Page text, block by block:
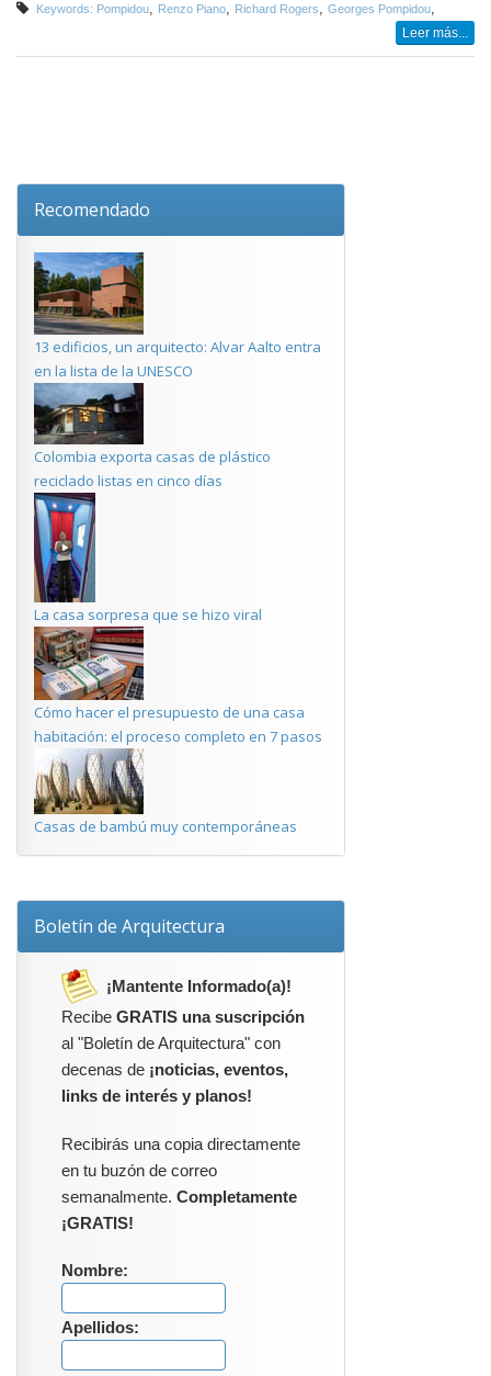
Keywords: Pompidou Renzo Piano Richard Rogers Georges Pompidou
Leer más...
Recomendado
13 edificios, un arquitecto: Alvar Aalto entra
en la lista de la UNESCO
Colombia exporta casas de plástico
reciclado listas en cinco días
La casa sorpresa que se hizo viral
Cómo hacer el presupuesto de una casa
habitación: el proceso completo en 7 pasos
Casas de bambú muy contemporáneas
Boletín de Arquitectura
¡Mantente Informado(a)!
Recibe GRATIS una suscripción
al "Boletín de Arquitectura" con
decenas de ¡noticias, eventos,
links de interés y planos!
Recibirás una copia directamente
en tu buzón de correo
semanalmente. Completamente
¡GRATIS!
Nombre:
Apellidos: